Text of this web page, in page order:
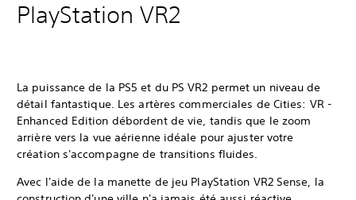
PlayStation VR2
La puissance de la PS5 et du PS VR2 permet un niveau de
détail fantastique. Les artères commerciales de Cities: VR -
Enhanced Edition débordent de vie, tandis que le zoom
arrière vers la vue aérienne idéale pour ajuster votre
création s'accompagne de transitions fluides.
Avec l'aide de la manette de jeu PlayStation VR2 Sense, la